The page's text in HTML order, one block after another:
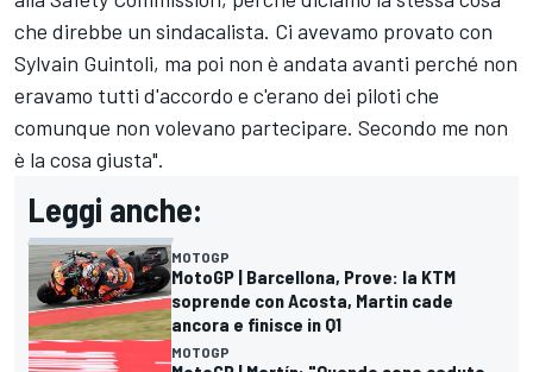
che direbbe un sindacalista. Ci avevamo provato con
Sylvain Guintoli, ma poi non è andata avanti perché non
eravamo tutti d'accordo e c'erano dei piloti che
comunque non volevano partecipare. Secondo me non
è la cosa giusta".
Leggi anche:
MOTOGP
MotoGP | Barcellona, Prove: la KTM
soprende con Acosta, Martin cade
ancora e finisce in Q1
MOTOGP